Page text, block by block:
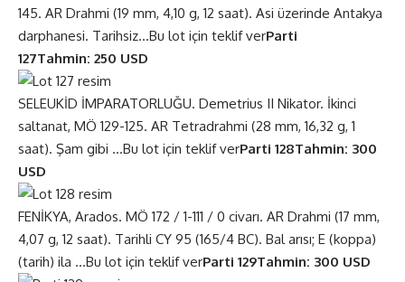
145. AR Drahmi (19 mm, 4,10 g, 12 saat). Asi üzerinde Antakya
darphanesi. Tarihsiz…Bu lot için teklif verParti
127Tahmin: 250 USD
SELEUKİD İMPARATORLUĞU. Demetrius II Nikator. İkinci
saltanat, MÖ 129-125. AR Tetradrahmi (28 mm, 16,32 g, 1
saat). Şam gibi …Bu lot için teklif verParti 128Tahmin: 300
USD
FENİKYA, Arados. MÖ 172 / 1-111 / 0 civarı. AR Drahmi (17 mm,
4,07 g, 12 saat). Tarihli CY 95 (165/4 BC). Bal arısı; E (koppa)
(tarih) ila …Bu lot için teklif verParti 129Tahmin: 300 USD